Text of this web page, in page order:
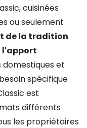
cuisinées
ou seulement
de la tradition
l'apport
domestiques et
spécifique
est
différents
les propriétaires